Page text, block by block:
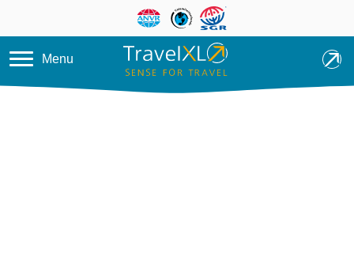
Overslaan en naar de inhoud
Menu